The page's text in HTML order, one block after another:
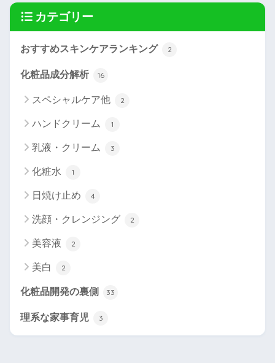
カテゴリー
おすすめスキンケアランキング 2
化粧品成分解析 16
スペシャルケア他 2
ハンドクリーム 1
乳液・クリーム 3
化粧水 1
日焼け止め 4
洗顔・クレンジング 2
美容液 2
美白 2
化粧品開発の裏側 33
理系な家事育児 3